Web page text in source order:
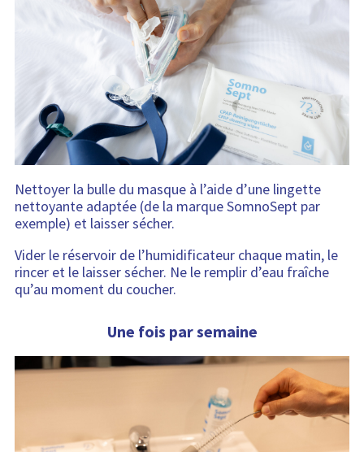
Nettoyer la bulle du masque à l’aide d’une lingette
nettoyante adaptée (de la marque SomnoSept par
exemple) et laisser sécher.
Vider le réservoir de l’humidificateur chaque matin, le
rincer et le laisser sécher. Ne le remplir d’eau fraîche
qu’au moment du coucher.
Une fois par semaine